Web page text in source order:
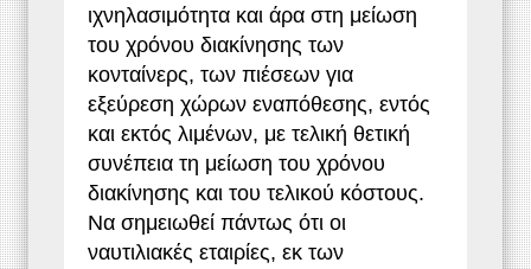
ιχνηλασιμότητα και άρα στη μείωση
του χρόνου διακίνησης των
κονταίνερς, των πιέσεων για
εξεύρεση χώρων εναπόθεσης, εντός
και εκτός λιμένων, με τελική θετική
συνέπεια τη μείωση του χρόνου
διακίνησης και του τελικού κόστους.
Να σημειωθεί πάντως ότι οι
ναυτιλιακές εταιρίες, εκ των